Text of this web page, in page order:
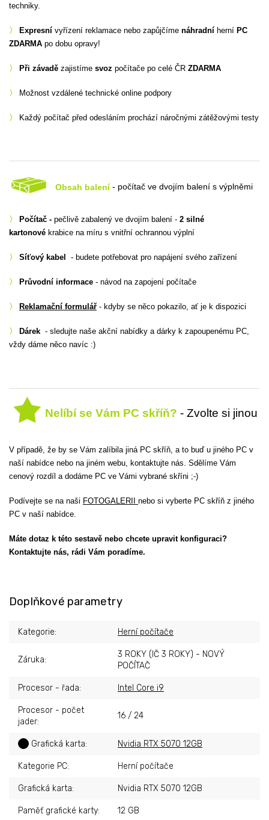
techniky.
〉 Expresní vyřízení reklamace nebo zapůjčíme náhradní herní PC
ZDARMA po dobu opravy!
〉 Při závadě zajistíme svoz počítače po celé ČR ZDARMA
〉 Možnost vzdálené technické online podpory
〉 Každý počítač před odesláním prochází náročnými zátěžovými testy
Obsah balení- počítač ve dvojím balení s výplněmi
〉 Počítač - pečlivě zabalený ve dvojím balení - 2 silné
kartonové krabice na míru s vnitřní ochrannou výplní
〉 Síťový kabel - budete potřebovat pro napájení svého zařízení
〉 Průvodní informace - návod na zapojení počítače
〉 Reklamační formulář - kdyby se něco pokazilo, ať je k dispozici
〉 Dárek - sledujte naše akční nabídky a dárky k zapoupenému PC,
vždy dáme něco navíc :)
Nelíbí se Vám PC skříň? - Zvolte si jinou
V případě, že by se Vám zalíbila jiná PC skříň, a to buď u jiného PC v
naší nabídce nebo na jiném webu, kontaktujte nás. Sdělíme Vám
cenový rozdíl a dodáme PC ve Vámi vybrané skříni ;-)
Podívejte se na naši FOTOGALERII nebo si vyberte PC skříň z jiného
PC v naší nabídce.
Máte dotaz k této sestavě nebo chcete upravit konfiguraci?
Kontaktujte nás, rádi Vám poradíme.
Doplňkové parametry
Kategorie: Herní počítače
Záruka:
3 ROKY (IČ 3 ROKY) - NOVÝ
POČÍTAČ
Procesor - řada: Intel Core i9
Procesor - počet
jader:
16 / 24
Grafická karta: Nvidia RTX 5070 12GB
Kategorie PC: Herní počítače
Grafická karta: Nvidia RTX 5070 12GB
Paměť grafické karty: 12 GB